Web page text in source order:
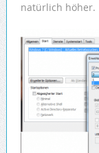
natürlich höher.